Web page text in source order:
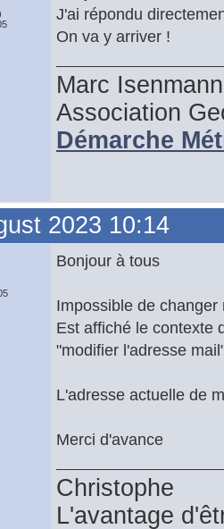
J'ai répondu
On va y arriver !
Marc Isenmann
Association
Démarche
2023 10:14
Bonjour à tous
Impossible de
Est affiché le contexte
"modifier l'adresse
L'adresse actuelle de
Merci d'avance
Christophe
L'avantage